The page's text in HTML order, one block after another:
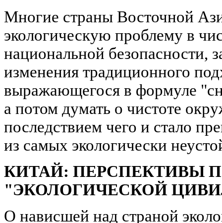
Многие страны Восточной
экологическую проблему в
национальной безопасности,
изменения традиционного
выражающегося в формуле
а потом думать о чистоте
последствием чего и стало
из самых экологически
КИТАЙ: ПЕРСПЕКТИВЫ
"ЭКОЛОГИЧЕСКОЙ
О нависшей над страной